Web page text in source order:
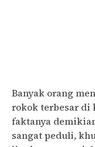
Banyak orang
rokok terbesar di
faktanya
sangat peduli,